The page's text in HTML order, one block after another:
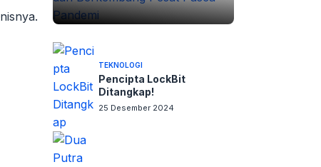
TEKNOLOGI
Pencipta LockBit
Ditangkap!
25 Desember 2024